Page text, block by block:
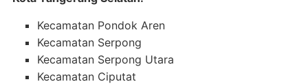
Kecamatan Pondok Aren
Kecamatan Serpong
Kecamatan Serpong Utara
Kecamatan Ciputat